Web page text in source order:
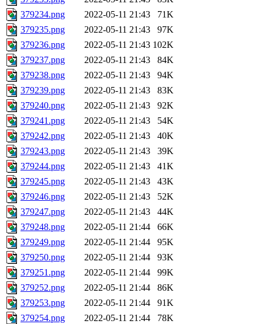
379234.png
2022-05-11 21:43
71K
379235.png
2022-05-11 21:43
97K
379236.png
2022-05-11 21:43 102K
379237.png
2022-05-11 21:43
84K
379238.png
2022-05-11 21:43
94K
379239.png
2022-05-11 21:43
83K
379240.png
2022-05-11 21:43
92K
379241.png
2022-05-11 21:43
54K
379242.png
2022-05-11 21:43
40K
379243.png
2022-05-11 21:43
39K
379244.png
2022-05-11 21:43
41K
379245.png
2022-05-11 21:43
43K
379246.png
2022-05-11 21:43
52K
379247.png
2022-05-11 21:43
44K
379248.png
2022-05-11 21:44
66K
379249.png
2022-05-11 21:44
95K
379250.png
2022-05-11 21:44
93K
379251.png
2022-05-11 21:44
99K
379252.png
2022-05-11 21:44
86K
379253.png
2022-05-11 21:44
91K
379254.png
2022-05-11 21:44
78K